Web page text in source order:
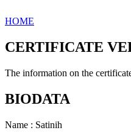
HOME
CERTIFICATE
The information on the
BIODATA
Name : Satinih